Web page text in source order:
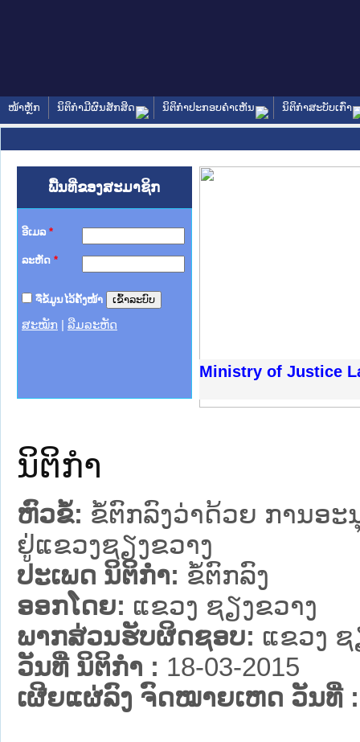
ໜ້າຫຼັກ ນິຕິກໍາມີຜົນສັກສິດ ນິຕິກໍາປະກອບຄໍາເຫັນ ນິຕິກໍາສະບັບເກົ່າ
ພື້ນທີ່ຂອງສະມາຊິກ
ອີເມລ *
ລະຫັດ *
ຈື່ຂໍ້ມູນໄວ້ຄັ້ງໜ້າ
ສະໝັກ ລືມລະຫັດ
Ministry of Justice
ຊາຊົນ ພາກເໜືອ
ການ
ກາງ
ກໃຕ້
ນຕຳຫຼວດປະຊາຊົນ
ສັນຕິບານປະຊາຊົນ
ກເໜືອ
ຊາຊົນ ພາກກາງ
ນິຕິກໍາ
ຫົວຂໍ້: ຂໍ້ຕົກລົງວ່າດ້ວຍ ການອ
ຢູ່ແຂວງຊຽງຂວາງ
ປະເພດ ນິຕິກໍາ: ຂໍ້ຕົກລົງ
ອອກໂດຍ: ແຂວງ ຊຽງຂວາງ
ພາກສ່ວນຮັບຜິດຊອບ: ແຂວງ ຊ
ວັນທີ່ ນິຕິກໍາ : 18-03-2015
ເຜີຍແຜ່ລົງ ຈົດໝາຍເຫດ ວັນທີ່ :